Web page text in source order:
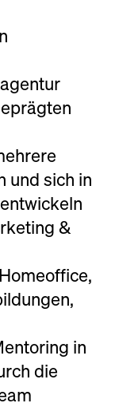
und sich in
&
in
die